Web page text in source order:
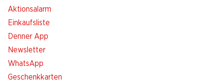
Aktionsalarm
Einkaufsliste
Denner App
Newsletter
WhatsApp
Geschenkkarten